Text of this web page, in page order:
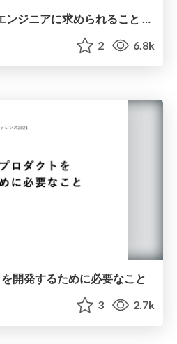
これからのDX時代のエンジニアに求められること ～医療業界へのアプローチを通じて～
2 6.8k
開発するために必要なこと
3 2.7k